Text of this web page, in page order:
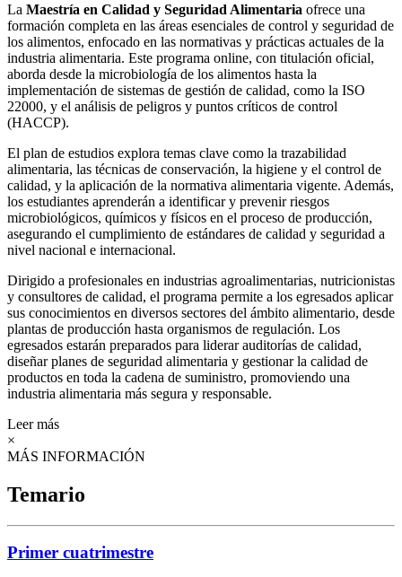
La Maestría en Calidad y Seguridad Alimentaria ofrece una
formación completa en las áreas esenciales de control y seguridad de
los alimentos, enfocado en las normativas y prácticas actuales de la
industria alimentaria. Este programa online, con titulación oficial,
aborda desde la microbiología de los alimentos hasta la
implementación de sistemas de gestión de calidad, como la ISO
22000, y el análisis de peligros y puntos críticos de control
(HACCP).
El plan de estudios explora temas clave como la trazabilidad
alimentaria, las técnicas de conservación, la higiene y el control de
calidad, y la aplicación de la normativa alimentaria vigente. Además,
los estudiantes aprenderán a identificar y prevenir riesgos
microbiológicos, químicos y físicos en el proceso de producción,
asegurando el cumplimiento de estándares de calidad y seguridad a
nivel nacional e internacional.
Dirigido a profesionales en industrias agroalimentarias, nutricionistas
y consultores de calidad, el programa permite a los egresados aplicar
sus conocimientos en diversos sectores del ámbito alimentario, desde
plantas de producción hasta organismos de regulación. Los
egresados estarán preparados para liderar auditorías de calidad,
diseñar planes de seguridad alimentaria y gestionar la calidad de
productos en toda la cadena de suministro, promoviendo una
industria alimentaria más segura y responsable.
Leer más
×
MÁS INFORMACIÓN
Temario
Primer cuatrimestre